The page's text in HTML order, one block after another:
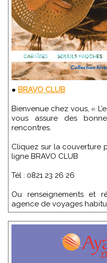
BRAVO CLUB
Bienvenue chez vous, «
vous assure des
rencontres.
Cliquez sur la couverture
ligne BRAVO CLUB
Tél : 0821 23 26 26
Ou renseignements et
agence de voyages